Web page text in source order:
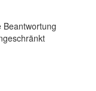
Beantwortung